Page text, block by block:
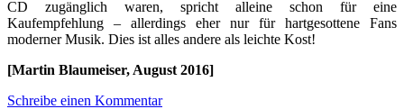
CD zugänglich waren, spricht alleine schon für eine
Kaufempfehlung – allerdings eher nur für hartgesottene Fans
moderner Musik. Dies ist alles andere als leichte Kost!
[Martin Blaumeiser, August 2016]
Schreibe einen Kommentar